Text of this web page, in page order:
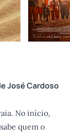
José Cardoso
No início,
quem o